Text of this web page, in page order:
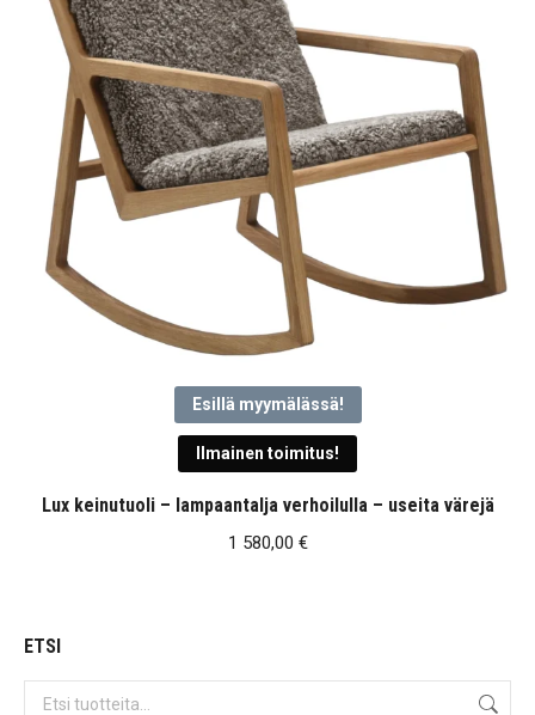
Esillä myymälässä!
Ilmainen toimitus!
Lux keinutuoli – lampaantalja verhoilulla – useita värejä
1 580,00 €
ETSI